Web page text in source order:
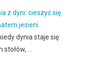
z dyni: cieszyć się
jesieni
dynia staje się
…